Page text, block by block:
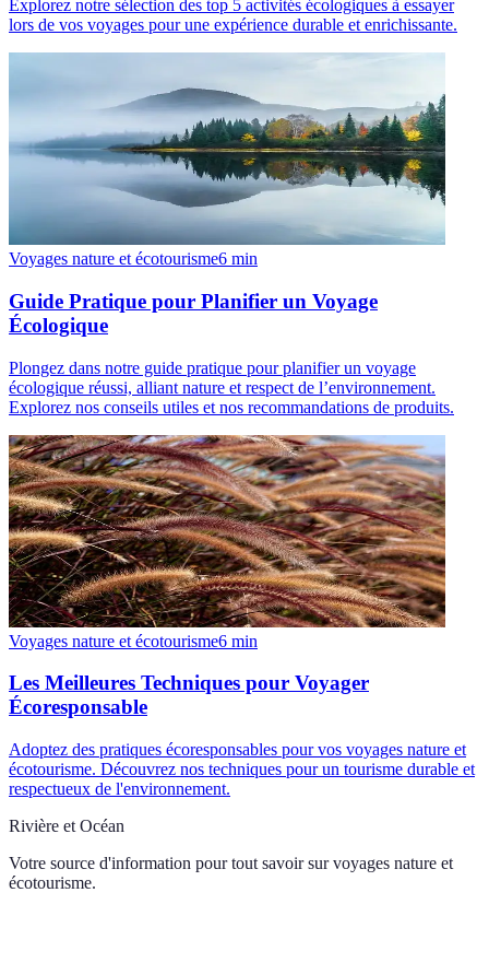
Explorez notre sélection des top 5 activités écologiques à essayer
lors de vos voyages pour une expérience durable et enrichissante.
Voyages nature et écotourisme6 min
Guide Pratique pour Planifier un Voyage
Écologique
Plongez dans notre guide pratique pour planifier un voyage
écologique réussi, alliant nature et respect de l’environnement.
Explorez nos conseils utiles et nos recommandations de produits.
Voyages nature et écotourisme6 min
Les Meilleures Techniques pour Voyager
Écoresponsable
Adoptez des pratiques écoresponsables pour vos voyages nature et
écotourisme. Découvrez nos techniques pour un tourisme durable et
respectueux de l'environnement.
Rivière et Océan
Votre source d'information pour tout savoir sur voyages nature et
écotourisme.